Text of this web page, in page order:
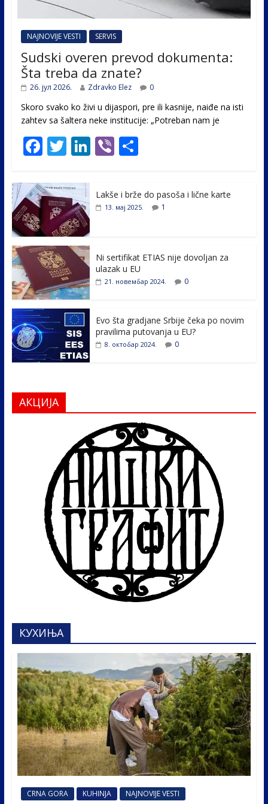
NAJNOVIJE VESTI SERVIS
Sudski overen prevod dokumenta:
Šta treba da znate?
26. јул 2026. Zdravko Elez 0
Skoro svako ko živi u dijaspori, pre ili kasnije, naiđe na isti
zahtev sa šaltera neke institucije: „Potreban nam je
F
e
b
o
o
k
T
itt
er
Li
e
Vi
er
S
ar
e
Lakše i brže do pasoša i lične karte
13. мај 2025. 1
Ni sertifikat ETIAS nije dovoljan za
ulazak u EU
21. новембар 2024. 0
Evo šta gradjane Srbije čeka po novim
pravilima putovanja u EU?
8. октобар 2024. 0
АКЦИЈА
КУХИЊА
CRNA GORA KUHINJA NAJNOVIJE VESTI